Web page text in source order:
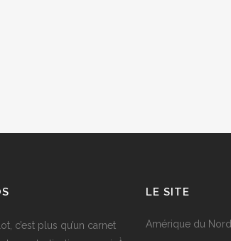
c’est plus qu’un carnet
LE SITE
Amérique du Nord